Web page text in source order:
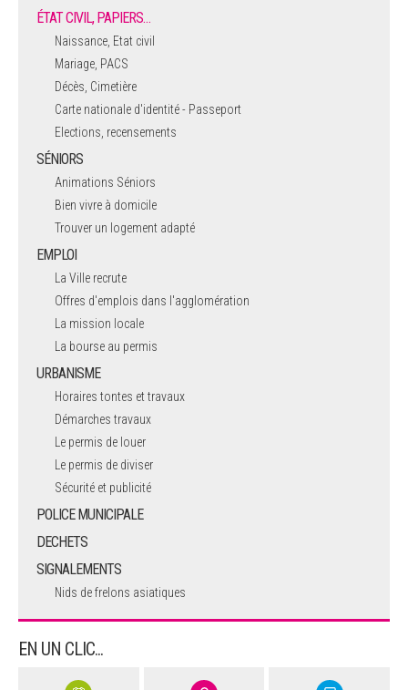
ÉTAT CIVIL, PAPIERS…
Naissance, Etat civil
Mariage, PACS
Décès, Cimetière
Carte nationale d'identité - Passeport
Elections, recensements
SÉNIORS
Animations Séniors
Bien vivre à domicile
Trouver un logement adapté
EMPLOI
La Ville recrute
Offres d'emplois dans l'agglomération
La mission locale
La bourse au permis
URBANISME
Horaires tontes et travaux
Démarches travaux
Le permis de louer
Le permis de diviser
Sécurité et publicité
POLICE MUNICIPALE
DECHETS
SIGNALEMENTS
Nids de frelons asiatiques
EN UN CLIC...